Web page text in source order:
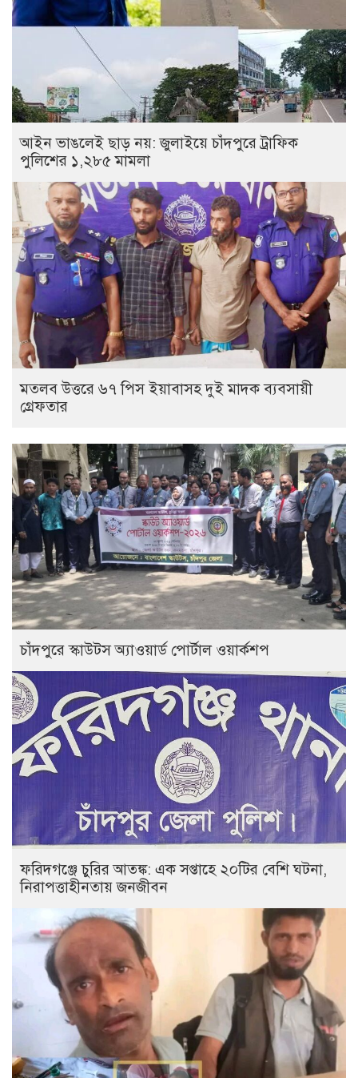
আইন ভাঙলেই ছাড় নয়: জুলাইয়ে চাঁদপুরে ট্রাফিক
পুলিশের ১,২৮৫ মামলা
মতলব উত্তরে ৬৭ পিস ইয়াবাসহ দুই মাদক ব্যবসায়ী
গ্রেফতার
চাঁদপুরে স্কাউটস অ্যাওয়ার্ড পোর্টাল ওয়ার্কশপ
ফরিদগঞ্জে চুরির আতঙ্ক: এক সপ্তাহে ২০টির বেশি ঘটনা,
নিরাপত্তাহীনতায় জনজীবন